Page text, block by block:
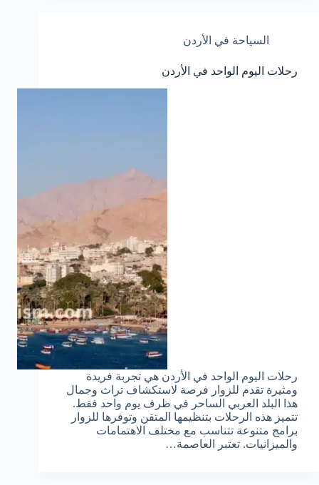
السياحة في الأردن
رحلات اليوم الواحد في الأردن
رحلات اليوم الواحد في الأردن هي تجربة فريدة
ومثيرة تقدم للزوار فرصة لاستكشاف تراث وجمال
هذا البلد العربي الساحر في ظرف يوم واحد فقط.
تتميز هذه الرحلات بتنظيمها المتقن وتوفرها للزوار
برامج متنوعة تتناسب مع مختلف الاهتمامات
والميزانيات. تعتبر العاصمة…